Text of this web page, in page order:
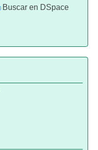
Buscar en DSpace